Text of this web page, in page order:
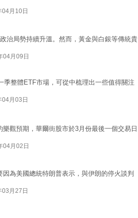
月10日
治局勢持續升溫。然而，黃金與白銀等傳統貴
04月09日
整體ETF市場，可從中梳理出一些值得關注
月03日
觀預期，華爾街股市於3月份最後一個交易日
04月02日
為美國總統特朗普表示，與伊朗的停火談判
月27日